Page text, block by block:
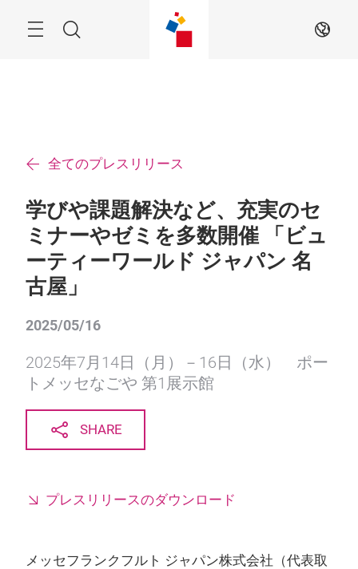
JA
全てのプレスリリース
学びや課題解決など、充実のセ
ミナーやゼミを多数開催 「ビュ
ーティーワールド ジャパン 名
古屋」
2025/05/16
2025年7月14日（月）－16日（水） ポー
トメッセなごや 第1展示館
SHARE
プレスリリースのダウンロード
メッセフランクフルト ジャパン株式会社（代表取